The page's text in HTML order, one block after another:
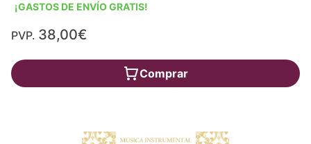
¡GASTOS DE ENVÍO GRATIS!
PVP. 38,00€
Comprar